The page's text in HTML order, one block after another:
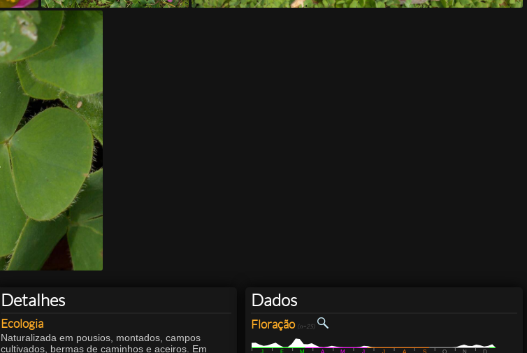
Detalhes
Ecologia
Naturalizada em pousios, montados, campos
cultivados, bermas de caminhos e aceiros. Em
Dados
Floração (n=25)
J F M A M J J A S O N D